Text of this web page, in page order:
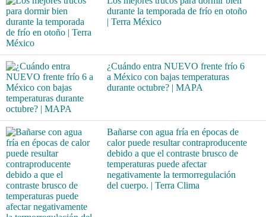
durante la temporada de frío en otoño
| Terra México
¿Cuándo entra NUEVO frente frío 6
a México con bajas temperaturas
durante octubre? | MAPA
Bañarse con agua fría en épocas de
calor puede resultar contraproducente
debido a que el contraste brusco de
temperaturas puede afectar
negativamente la termorregulación
del cuerpo. | Terra Clima